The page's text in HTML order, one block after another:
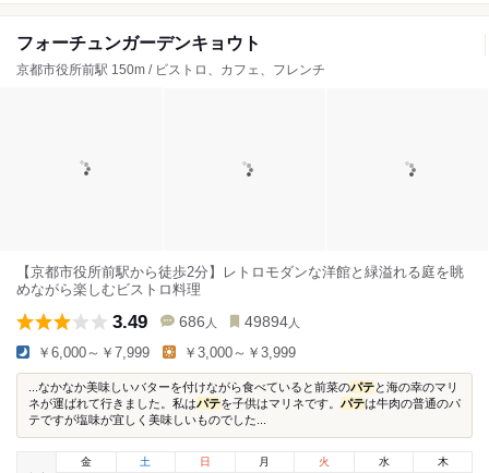
フォーチュンガーデンキョウト
京都市役所前駅 150m / ビストロ、カフェ、フレンチ
【京都市役所前駅から徒歩2分】レトロモダンな洋館と緑溢れる庭を眺
めながら楽しむビストロ料理
3.49 686 人 49894 人
￥6,000～￥7,999 ￥3,000～￥3,999
...なかなか美味しいバターを付けながら食べていると前菜のパテと海の幸のマリ
ネが運ばれて行きました。私はパテを子供はマリネです。 パテは牛肉の普通のパ
テですが塩味が宜しく美味しいものでした...
金 土 日 月 火 水 木